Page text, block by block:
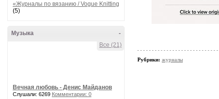
«Журналы по вязанию / Vogue Knitting
(5)
-
Музыка
Все (21)
Вечная любовь - Денис Майданов
Слушали: 6269 Комментарии: 0
Рубрики: журналы